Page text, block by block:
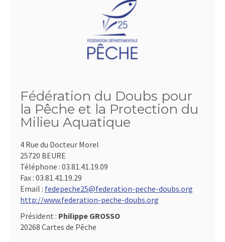
Fédération du Doubs pour
la Pêche et la Protection du
Milieu Aquatique
4 Rue du Docteur Morel
25720 BEURE
Téléphone : 03.81.41.19.09
Fax : 03.81.41.19.29
Email : fedepeche25@federation-peche-doubs.org
http://www.federation-peche-doubs.org
Président : Philippe GROSSO
20268 Cartes de Pêche